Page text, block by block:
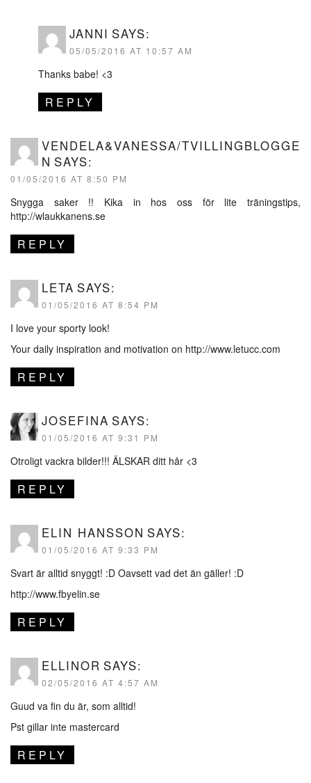
JANNI SAYS:
05/05/2016 AT 10:57 AM
Thanks babe! <3
REPLY
VENDELA&VANESSA/TVILLINGBLOGGE
N SAYS:
01/05/2016 AT 8:50 PM
Snygga saker !! Kika in hos oss för lite träningstips,
http://wlaukkanens.se
REPLY
LETA SAYS:
01/05/2016 AT 8:54 PM
I love your sporty look!
Your daily inspiration and motivation on http://www.letucc.com
REPLY
JOSEFINA SAYS:
01/05/2016 AT 9:31 PM
Otroligt vackra bilder!!! ÄLSKAR ditt hår <3
REPLY
ELIN HANSSON SAYS:
01/05/2016 AT 9:33 PM
Svart är alltid snyggt! :D Oavsett vad det än gäller! :D
http://www.fbyelin.se
REPLY
ELLINOR SAYS:
02/05/2016 AT 4:57 AM
Guud va fin du är, som alltid!
Pst gillar inte mastercard
REPLY